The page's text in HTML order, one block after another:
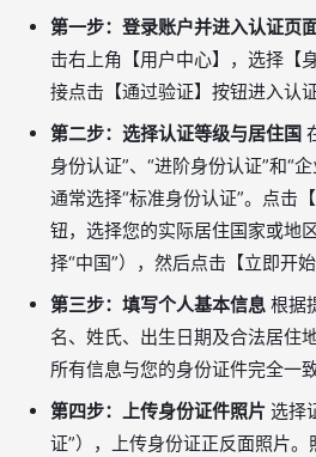
第一步：登录账户并进入认证页
击右上角【用户中心】，选择【
接点击【通过验证】按钮进入认证
第二步：选择认证等级与居住国
身份认证”、“进阶身份认证”和“
通常选择“标准身份认证”。点击
钮，选择您的实际居住国家或地
择“中国”），然后点击【立即开始
第三步：填写个人基本信息 根据
名、姓氏、出生日期及合法居住
所有信息与您的身份证件完全一
第四步：上传身份证件照片 选择
证”），上传身份证正反面照片